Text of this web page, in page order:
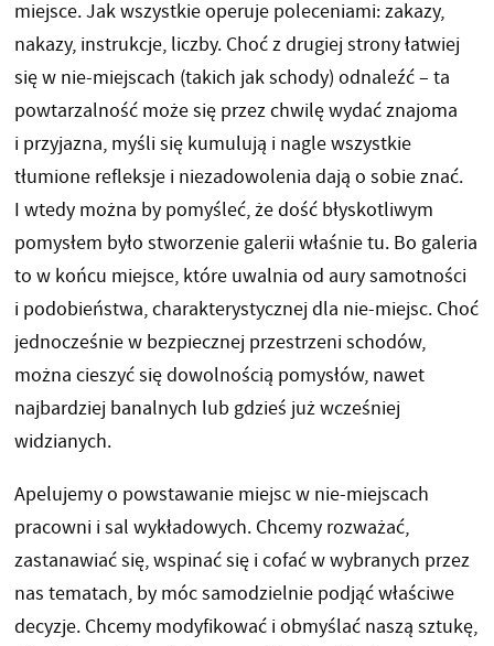
miejsce. Jak wszystkie operuje poleceniami: zakazy,
nakazy, instrukcje, liczby. Choć z drugiej strony łatwiej
się w nie-miejscach (takich jak schody) odnaleźć – ta
powtarzalność może się przez chwilę wydać znajoma
i przyjazna, myśli się kumulują i nagle wszystkie
tłumione refleksje i niezadowolenia dają o sobie znać.
I wtedy można by pomyśleć, że dość błyskotliwym
pomysłem było stworzenie galerii właśnie tu. Bo galeria
to w końcu miejsce, które uwalnia od aury samotności
i podobieństwa, charakterystycznej dla nie-miejsc. Choć
jednocześnie w bezpiecznej przestrzeni schodów,
można cieszyć się dowolnością pomysłów, nawet
najbardziej banalnych lub gdzieś już wcześniej
widzianych.
Apelujemy o powstawanie miejsc w nie-miejscach
pracowni i sal wykładowych. Chcemy rozważać,
zastanawiać się, wspinać się i cofać w wybranych przez
nas tematach, by móc samodzielnie podjąć właściwe
decyzje. Chcemy modyfikować i obmyślać naszą sztukę,